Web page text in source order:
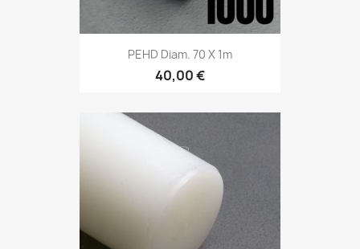
PEHD Diam. 70 X 1m
40,00 €